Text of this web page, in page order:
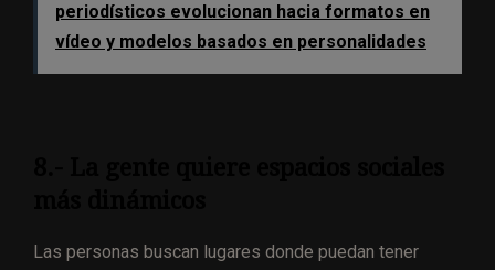
periodísticos evolucionan hacia formatos en
vídeo y modelos basados en personalidades
Las personas buscan lugares donde puedan tener